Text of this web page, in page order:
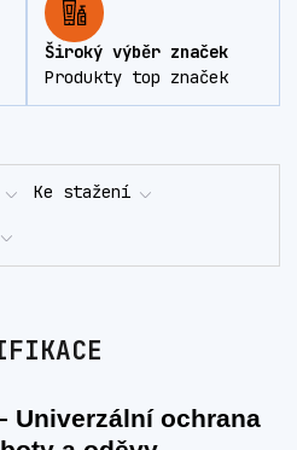
Široký výběr značek
Produkty top značek
Ke stažení
Univerzální ochrana